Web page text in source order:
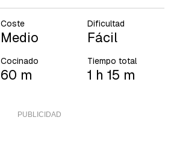
Coste
Medio
Dificultad
Fácil
Cocinado
60 m
Tiempo total
1 h 15 m